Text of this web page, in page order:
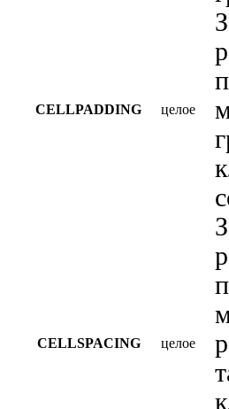
CELLPADDING целое
CELLSPACING целое